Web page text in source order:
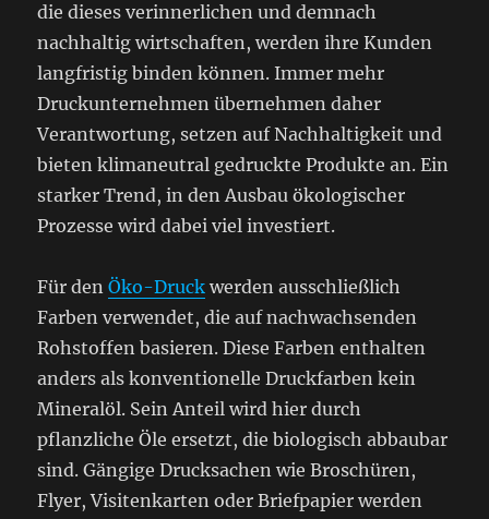
die dieses verinnerlichen und demnach
nachhaltig wirtschaften, werden ihre Kunden
langfristig binden können. Immer mehr
Druckunternehmen übernehmen daher
Verantwortung, setzen auf Nachhaltigkeit und
bieten klimaneutral gedruckte Produkte an. Ein
starker Trend, in den Ausbau ökologischer
Prozesse wird dabei viel investiert.
Für denÖko-Druck werden ausschließlich
Farben verwendet, die auf nachwachsenden
Rohstoffen basieren. Diese Farben enthalten
anders als konventionelle Druckfarben kein
Mineralöl. Sein Anteil wird hier durch
pflanzliche Öle ersetzt, die biologisch abbaubar
sind. Gängige Drucksachen wie Broschüren,
Flyer, Visitenkarten oder Briefpapier werden